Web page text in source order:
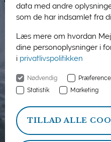
data med andre
som de har indsamlet fra
Læs mere om hvordan
dine personoplysninger i
i privatlivspolitikken
Nødvendig
Statistik
Marketing
TILLAD ALLE